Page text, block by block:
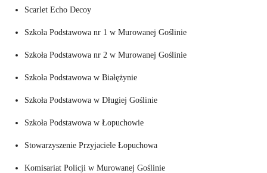
Scarlet Echo Decoy
Szkoła Podstawowa nr 1 w Murowanej Goślinie
Szkoła Podstawowa nr 2 w Murowanej Goślinie
Szkoła Podstawowa w Białężynie
Szkoła Podstawowa w Długiej Goślinie
Szkoła Podstawowa w Łopuchowie
Stowarzyszenie Przyjaciele Łopuchowa
Komisariat Policji w Murowanej Goślinie